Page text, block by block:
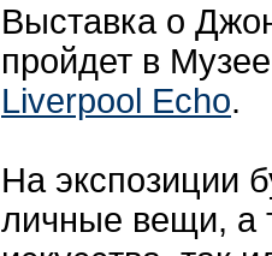
Выставка о
пройдет в
Liverpool Echo.
На экспозиции
личные вещи, а